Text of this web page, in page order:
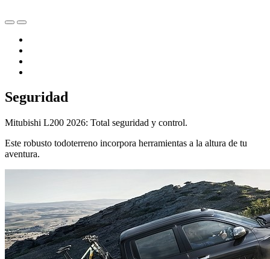
Seguridad
Mitubishi L200 2026: Total seguridad y control.
Este robusto todoterreno incorpora herramientas a la altura de tu
aventura.